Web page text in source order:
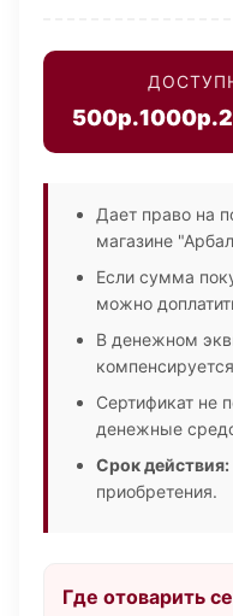
500р.1000р.
Дает право на
магазине
Если сумма
можно
В денежном
Сертификат не
денежные
Срок действия:
приобретения.
Где отоварить